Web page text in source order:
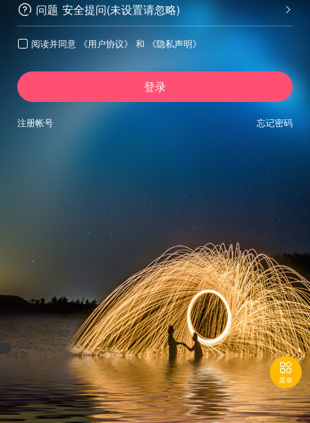
 问题 
安全提问(未设置请忽略)
 阅读并同意 《用户协议》 和 《隐私声明》
登录
忘记密码
注册帐号

菜单